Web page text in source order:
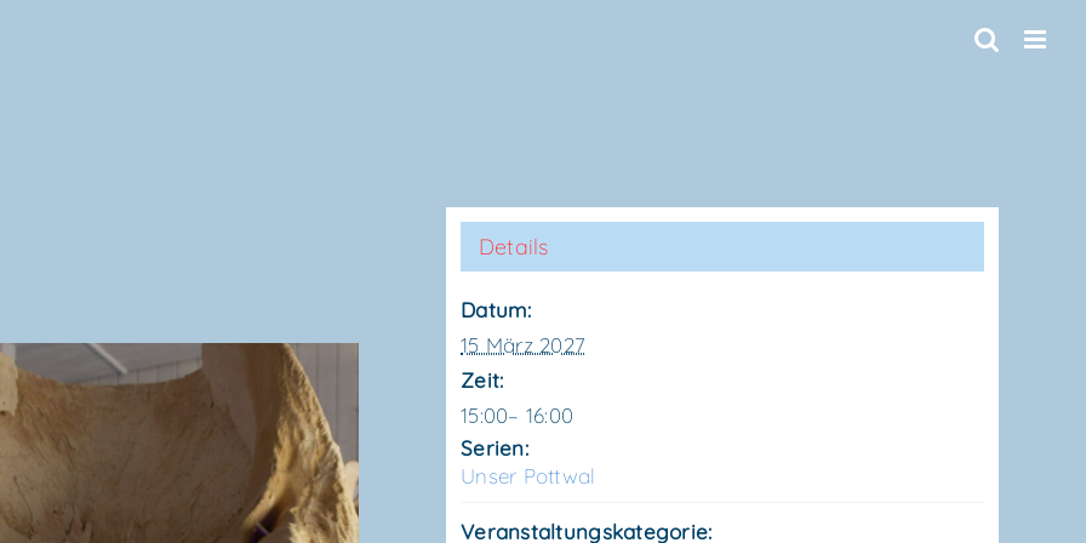
Details
Datum:
15 März 2027
Zeit:
15:00– 16:00
Serien:
Unser Pott­wal
Veranstaltungskategorie: